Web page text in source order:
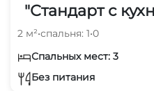
"Стандарт с
2 м²•спальня: 1•0
Спальных мест: 3
Без питания